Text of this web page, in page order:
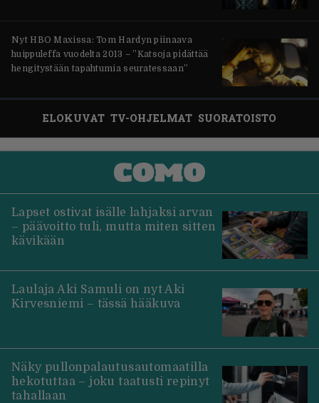
Nyt HBO Maxissa: Tom Hardyn piinaava
huippuleffa vuodelta 2013 – ”Katsoja pidättää
hengitystään tapahtumia seuratessaan”
ELOKUVAT TV-OHJELMAT SUORATOISTO
Lapset ostivat isälle lahjaksi arvan
– päävoitto tuli, mutta miten sitten
kävikään
Laulaja Aki Samuli on nyt Aki
Kirvesniemi – tässä hääkuva
Näky pullonpalautusautomaatilla
hekotuttaa – joku taatusti repinyt
tahallaan